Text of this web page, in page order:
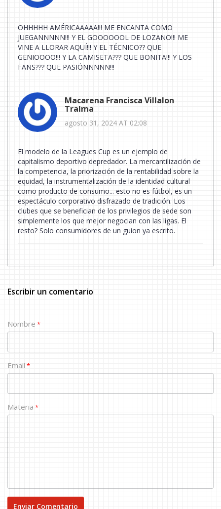
OHHHHH AMÉRICAAAAA!!! ME ENCANTA COMO
JUEGANNNNN!!! Y EL GOOOOOOL DE LOZANO!!! ME
VINE A LLORAR AQUÍ!!! Y EL TÉCNICO?? QUE
GENIOOOO!!! Y LA CAMISETA??? QUE BONITA!!! Y LOS
FANS??? QUE PASIÓNNNNN!!!
Macarena Francisca Villalon
Tralma
agosto 31, 2024 AT 02:08
El modelo de la Leagues Cup es un ejemplo de
capitalismo deportivo depredador. La mercantilización de
la competencia, la priorización de la rentabilidad sobre la
equidad, la instrumentalización de la identidad cultural
como producto de consumo... esto no es fútbol, es un
espectáculo corporativo disfrazado de tradición. Los
clubes que se benefician de los privilegios de sede son
simplemente los que mejor negocian con las ligas. El
resto? Solo consumidores de un guion ya escrito.
Escribir un comentario
Nombre *
Email *
Materia *